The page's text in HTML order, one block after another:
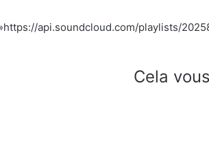
api.soundcloud.com/playlists/
Cela